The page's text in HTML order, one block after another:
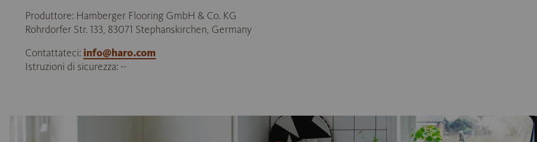
Produttore: Hamberger Flooring GmbH & Co. KG
Rohrdorfer Str. 133, 83071 Stephanskirchen, Germany
Contattateci: info@haro.com
Istruzioni di sicurezza: --